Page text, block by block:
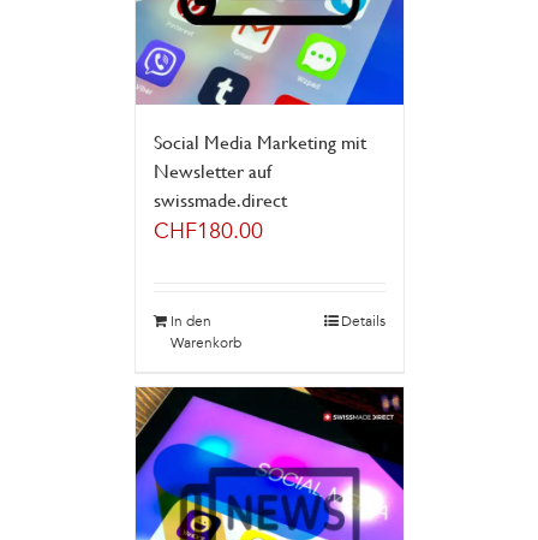
Social Media Marketing mit
Newsletter auf
swissmade.direct
CHF180.00
In den
Warenkorb
Details